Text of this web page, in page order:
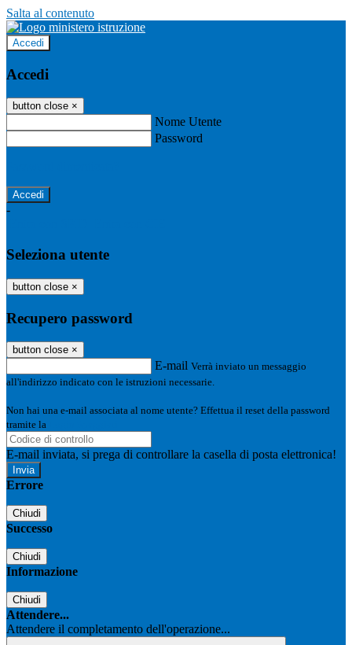
Salta al contenuto
Accedi
Accedi
button close ×
Nome Utente
Password
-
Seleziona utente
button close ×
Recupero password
button close ×
E-mail Verrà inviato un messaggio
all'indirizzo indicato con le istruzioni necessarie.
Non hai una e-mail associata al nome utente? Effettua il reset della password
tramite la
E-mail inviata, si prega di controllare la casella di posta elettronica!
Errore
Chiudi
Successo
Chiudi
Informazione
Chiudi
Attendere...
Attendere il completamento dell'operazione...